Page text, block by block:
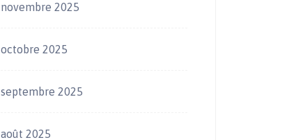
novembre 2025
octobre 2025
septembre 2025
août 2025